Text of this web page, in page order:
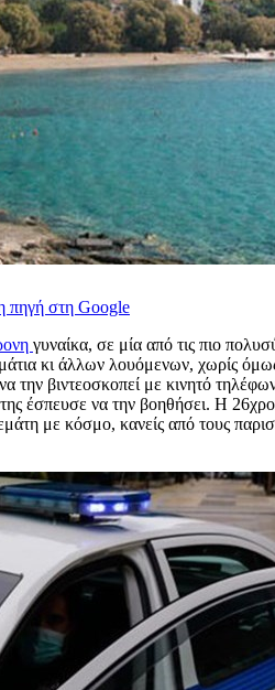
πηγή στη Google
γυναίκα, σε μία από τις πιο
κι άλλων λουόμενων, χωρίς
βιντεοσκοπεί με κινητό
έσπευσε να την βοηθήσει. Η
με κόσμο, κανείς από τους